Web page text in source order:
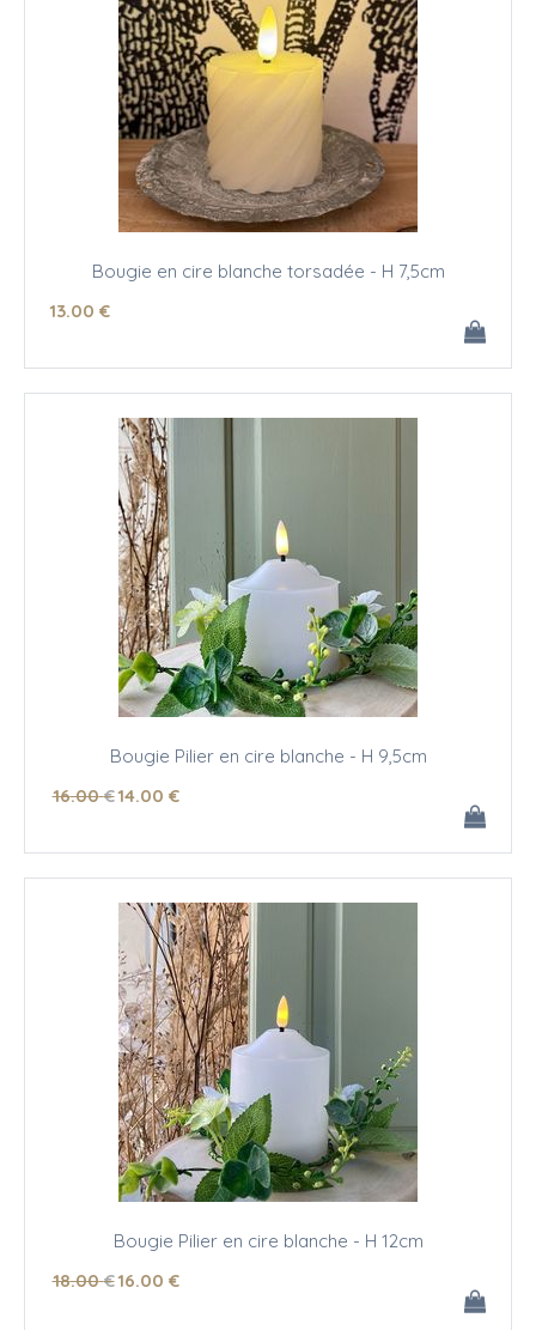
Bougie en cire blanche torsadée - H 7,5cm
13.00 €
Bougie Pilier en cire blanche - H 9,5cm
16.00 €14.00 €
Bougie Pilier en cire blanche - H 12cm
18.00 €16.00 €